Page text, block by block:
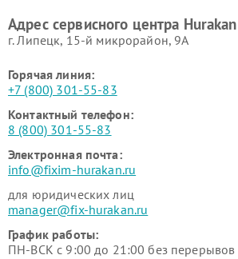
Адрес сервисного центра
г. Липецк, 15-й микрорайон, 9А
Горячая линия:
+7 (800) 301-55-83
Контактный телефон:
8 (800) 301-55-83
Электронная почта:
info@fixim-hurakan.ru
для юридических лиц
manager@fix-hurakan.ru
График работы:
ПН-ВСК с 9:00 до 21:00 без